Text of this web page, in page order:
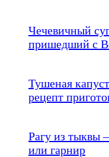
Чечевичный
пришедший с
Тушеная
рецепт
Рагу из тыквы
или гарнир